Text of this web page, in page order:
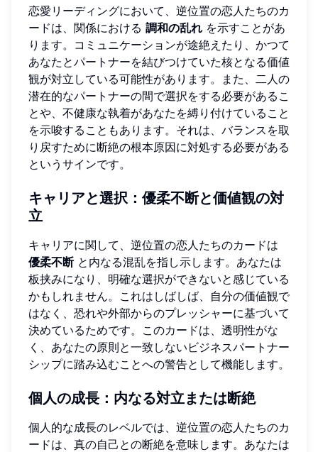
恋愛リーディングにおいて、逆位置の恋人たちのカ
ードは、関係における 調和の乱れ を示すことがあ
ります。コミュニケーションが途絶えたり、かつて
あなたとパートナーを結びつけていた核となる価値
観が対立している可能性があります。また、二人の
潜在的なパートナーの間で選択をする必要があるこ
とや、不健康な執着があなたを縛り付けていること
を示唆することもあります。それは、バランスを取
り戻すために断絶の根本原因に対処する必要がある
というサインです。
キャリアと選択：優柔不断と価値観の対
立
キャリアに関して、逆位置の恋人たちのカードは
優柔不断と内なる混乱を指し示します。あなたは
板挟みになり、明確な選択ができないと感じている
かもしれません。これはしばしば、自分の価値観で
はなく、恐れや外部からのプレッシャーに基づいて
決めているためです。このカードは、透明性がな
く、あなたの原則と一致しないビジネスパートナー
シップに踏み込むことへの警告として機能します。
個人の成長：内なる対立または断絶
個人的な成長のレベルでは、逆位置の恋人たちのカ
ードは、真の自己との断絶を意味します。あなたは